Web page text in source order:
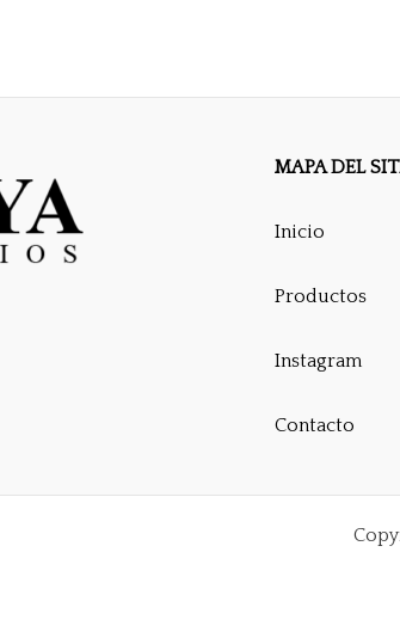
MAPA DEL
Inicio
Productos
Instagram
Contacto